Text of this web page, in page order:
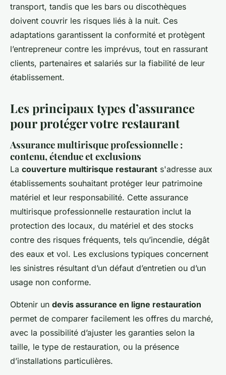
transport, tandis que les bars ou discothèques
doivent couvrir les risques liés à la nuit. Ces
adaptations garantissent la conformité et protègent
l’entrepreneur contre les imprévus, tout en rassurant
clients, partenaires et salariés sur la fiabilité de leur
établissement.
Les principaux types d’assurance
pour protéger votre restaurant
Assurance multirisque professionnelle :
contenu, étendue et exclusions
La couverture multirisque restaurant s'adresse aux
établissements souhaitant protéger leur patrimoine
matériel et leur responsabilité. Cette assurance
multirisque professionnelle restauration inclut la
protection des locaux, du matériel et des stocks
contre des risques fréquents, tels qu’incendie, dégât
des eaux et vol. Les exclusions typiques concernent
les sinistres résultant d’un défaut d’entretien ou d’un
usage non conforme.
Obtenir un devis assurance en ligne restauration
permet de comparer facilement les offres du marché,
avec la possibilité d’ajuster les garanties selon la
taille, le type de restauration, ou la présence
d’installations particulières.